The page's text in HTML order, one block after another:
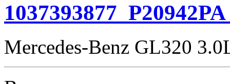
Mercedes-Benz GL320